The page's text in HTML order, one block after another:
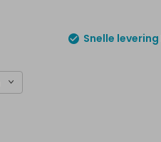
Snelle levering